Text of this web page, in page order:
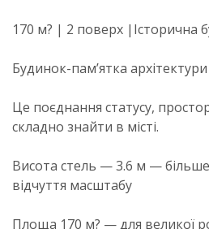
170 м? | 2 поверх |Історична
Будинок-пам’ятка архітектури
Це поєднання статусу,
складно знайти в місті.
Висота стель — 3.6 м — більше
відчуття масштабу
Площа 170 м? — для великої